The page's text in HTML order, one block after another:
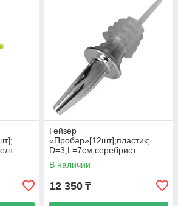
Гейзер
«Пробар»[12шт];пластик;
D=3,L=7см;серебрист.
В наличии
12 350 ₸